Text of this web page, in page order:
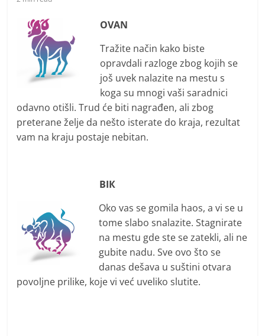
h
v
i
OVAN
Tražite način kako biste
opravdali razloge zbog kojih se
još uvek nalazite na mestu s
koga su mnogi vaši saradnici
odavno otišli. Trud će biti nagrađen, ali zbog
preterane želje da nešto isterate do kraja, rezultat
vam na kraju postaje nebitan.
BIК
Oko vas se gomila haos, a vi se u
tome slabo snalazite. Stagnirate
na mestu gde ste se zatekli, ali ne
gubite nadu. Sve ovo što se
danas dešava u suštini otvara
povoljne prilike, koje vi već uveliko slutite.